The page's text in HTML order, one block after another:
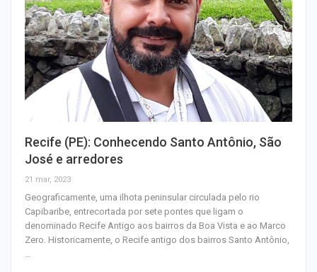
Recife (PE): Conhecendo Santo Antônio, São
José e arredores
21 mar, 2023
Geograficamente, uma ilhota peninsular circulada pelo rio
Capibaribe, entrecortada por sete pontes que ligam o
denominado Recife Antigo aos bairros da Boa Vista e ao Marco
Zero. Historicamente, o Recife antigo dos bairros Santo Antônio,
…